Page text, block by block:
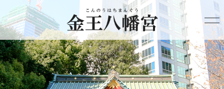
HOME
金王八幡宮について
年間行事
ご利益